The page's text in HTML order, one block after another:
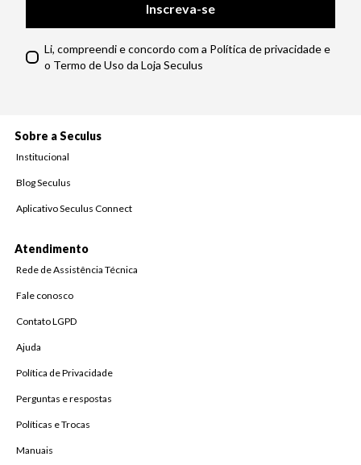
Inscreva-se
Li, compreendi e concordo com a Política de privacidade e
o Termo de Uso da Loja Seculus
Sobre a Seculus
Institucional
Blog Seculus
Aplicativo Seculus Connect
Atendimento
Rede de Assistência Técnica
Fale conosco
Contato LGPD
Ajuda
Política de Privacidade
Perguntas e respostas
Políticas e Trocas
Manuais